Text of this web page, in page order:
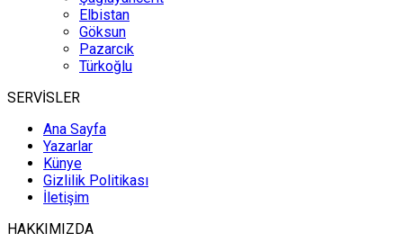
Elbistan
Göksun
Pazarcık
Türkoğlu
SERVİSLER
Ana Sayfa
Yazarlar
Künye
Gizlilik Politikası
İletişim
HAKKIMIZDA